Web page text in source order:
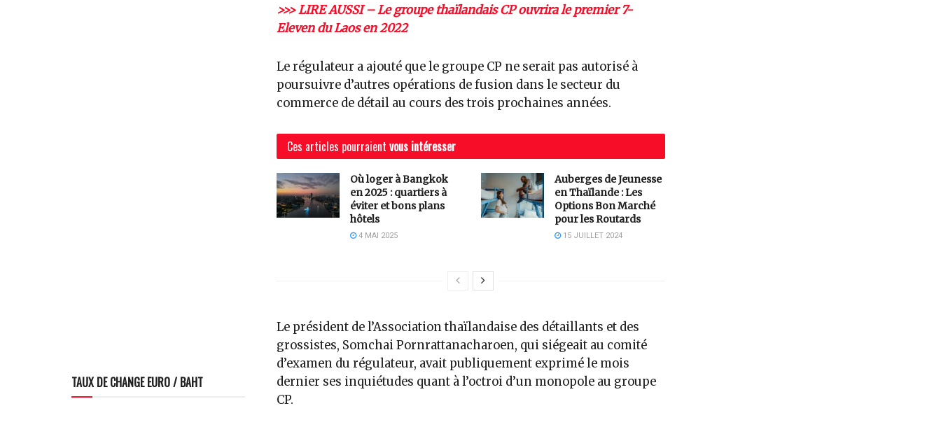
>>> LIRE AUSSI – Le groupe thaïlandais CP ouvrira le premier 7-
Eleven du Laos en 2022
Le régulateur a ajouté que le groupe CP ne serait pas autorisé à
poursuivre d’autres opérations de fusion dans le secteur du
commerce de détail au cours des trois prochaines années.
Ces articles pourraient vous intéresser
Où loger à Bangkok
en 2025 : quartiers à
éviter et bons plans
hôtels
4 MAI 2025
Auberges de Jeunesse
en Thaïlande : Les
Options Bon Marché
pour les Routards
15 JUILLET 2024
Le président de l’Association thaïlandaise des détaillants et des
grossistes, Somchai Pornrattanacharoen, qui siégeait au comité
d’examen du régulateur, avait publiquement exprimé le mois
dernier ses inquiétudes quant à l’octroi d’un monopole au groupe
CP.
TAUX DE CHANGE EURO / BAHT